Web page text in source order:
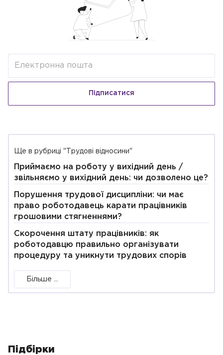
Підписатися
Ще в рубриці "Трудові відносини"
Приймаємо на роботу у вихідний день /
звільняємо у вихідний день: чи дозволено це?
Порушення трудової дисципліни: чи має
право роботодавець карати працівників
грошовими стягненнями?
Скорочення штату працівників: як
роботодавцю правильно організувати
процедуру та уникнути трудових спорів
Більше ...
Підбірки